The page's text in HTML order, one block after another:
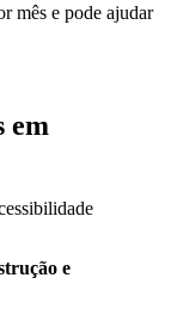
mês e pode ajudar
em
e